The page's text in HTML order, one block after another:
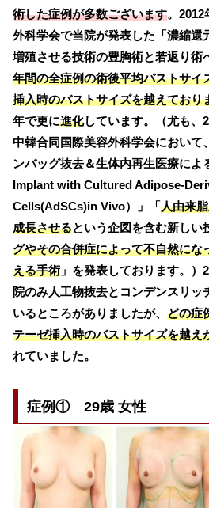
術した症例が多数ございます。2012
外科学会で当院が発表した「濃縮還
増殖させる技術の豊胸術と若返り術
年間の全症例の術後平均バストサイ
挿入時のバストサイズを越えており
年で更に進化しています。（尤も、
中韓合同国際美容外科学会において
ンバッグ抜去＆生体内再生医療に
Implant with Cultured Adipose-
Cells(AdSCs)in Vivo）」「人由来
成長させるという企図を含む新しい
グやその合併症によって不自然にな
える手術」を発表しております。）
院のみ人工物抜去とコンデンスリッ
いるところがありましたが、 どの症
テーゼ挿入時のバストサイズを越え
れていました。
症例① 29歳 女性